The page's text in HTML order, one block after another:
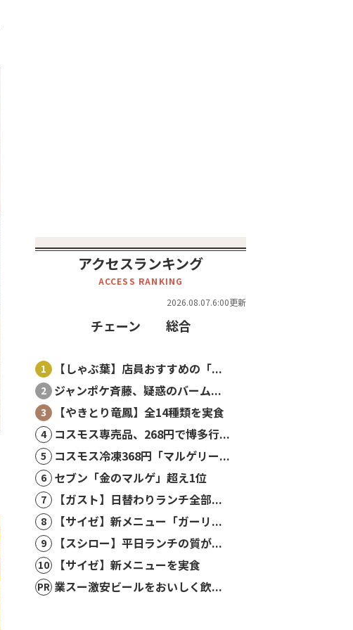
アクセスランキング
ACCESS RANKING
2026.08.07.6:00更新
チェーン 総合
【しゃぶ葉】店員おすすめの「...
ジャンポケ斉藤、疑惑のバーム...
【やきとり竜鳳】全14種類を実食
コスモス専売品、268円で博多行...
コスモス冷凍368円「マルゲリー...
セブン「金のマルゲ」超え1位
【ガスト】日替わりランチ全部...
【サイゼ】新メニュー「ガーリ...
【スシロー】平日ランチの質が...
【サイゼ】新メニューを実食
業スー激安ビールをおいしく飲...